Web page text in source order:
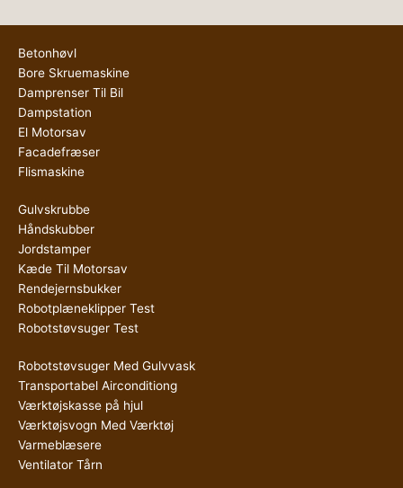
Betonhøvl
Bore Skruemaskine
Damprenser Til Bil
Dampstation
El Motorsav
Facadefræser
Flismaskine
Gulvskrubbe
Håndskubber
Jordstamper
Kæde Til Motorsav
Rendejernsbukker
Robotplæneklipper Test
Robotstøvsuger Test
Robotstøvsuger Med Gulvvask
Transportabel Airconditiong
Værktøjskasse på hjul
Værktøjsvogn Med Værktøj
Varmeblæsere
Ventilator Tårn